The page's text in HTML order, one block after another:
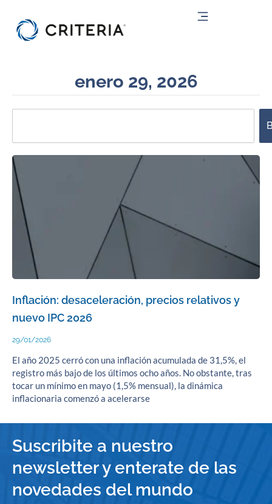
contenido
enero 29, 2026
Inflación: desaceleración, precios relativos y
nuevo IPC 2026
29/01/2026
El año 2025 cerró con una inflación acumulada de 31,5%, el
registro más bajo de los últimos ocho años. No obstante, tras
tocar un mínimo en mayo (1,5% mensual), la dinámica
inflacionaria comenzó a acelerarse
Suscribite a nuestro
newsletter y enterate de las
novedades del mundo